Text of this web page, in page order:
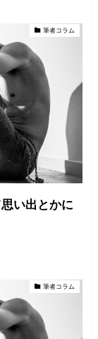
筆者コラム
い出とかに
筆者コラム